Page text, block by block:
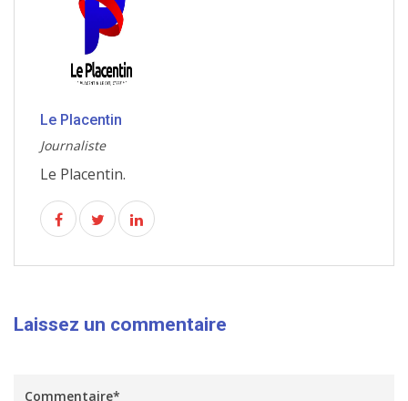
Le Placentin
Journaliste
Le Placentin.
Laissez un commentaire